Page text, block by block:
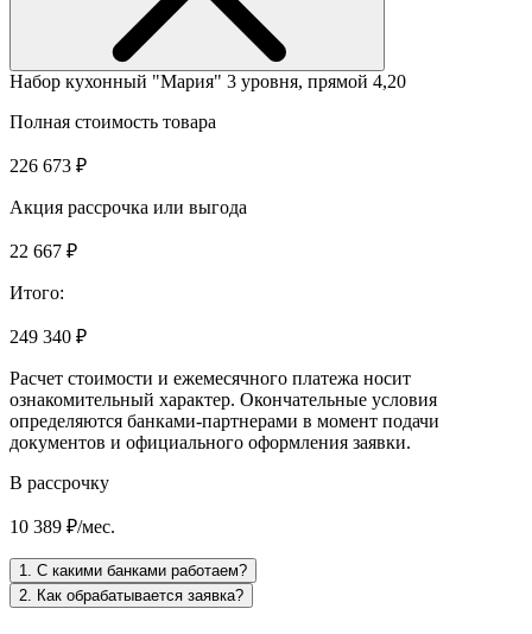
Набор кухонный "Мария" 3 уровня, прямой 4,20
Полная стоимость товара
226 673 ₽
Акция рассрочка или выгода
22 667 ₽
Итого:
249 340 ₽
Расчет стоимости и ежемесячного платежа носит
ознакомительный характер. Окончательные условия
определяются банками-партнерами в момент подачи
документов и официального оформления заявки.
В рассрочку
10 389 ₽/мес.
1. С какими банками работаем?
2. Как обрабатывается заявка?